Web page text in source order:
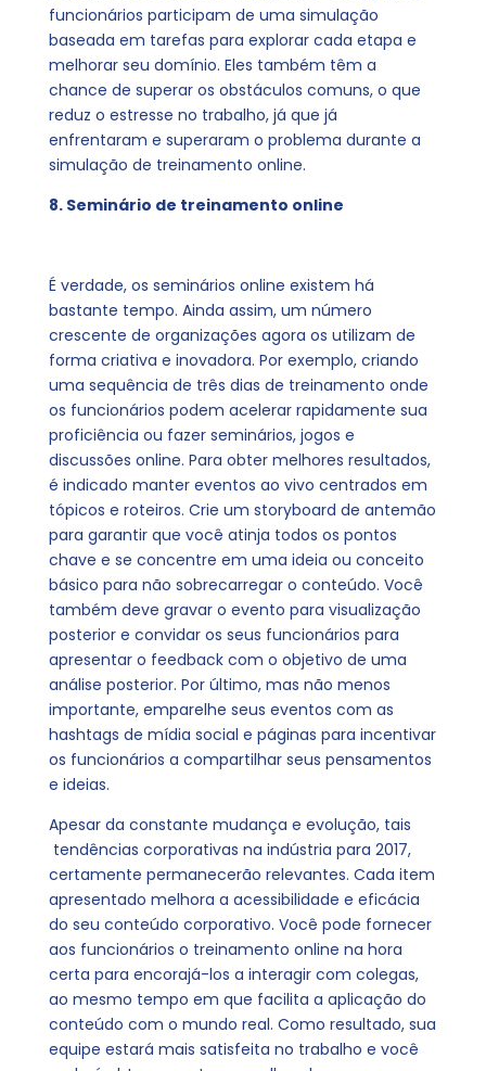
funcionários participam de uma simulação
baseada em tarefas para explorar cada etapa e
melhorar seu domínio. Eles também têm a
chance de superar os obstáculos comuns, o que
reduz o estresse no trabalho, já que já
enfrentaram e superaram o problema durante a
simulação de treinamento online.
8. Seminário de treinamento online
É verdade, os seminários online existem há
bastante tempo. Ainda assim, um número
crescente de organizações agora os utilizam de
forma criativa e inovadora. Por exemplo, criando
uma sequência de três dias de treinamento onde
os funcionários podem acelerar rapidamente sua
proficiência ou fazer seminários, jogos e
discussões online. Para obter melhores resultados,
é indicado manter eventos ao vivo centrados em
tópicos e roteiros. Crie um storyboard de antemão
para garantir que você atinja todos os pontos
chave e se concentre em uma ideia ou conceito
básico para não sobrecarregar o conteúdo. Você
também deve gravar o evento para visualização
posterior e convidar os seus funcionários para
apresentar o feedback com o objetivo de uma
análise posterior. Por último, mas não menos
importante, emparelhe seus eventos com as
hashtags de mídia social e páginas para incentivar
os funcionários a compartilhar seus pensamentos
e ideias.
Apesar da constante mudança e evolução, tais
tendências corporativas na indústria para 2017,
certamente permanecerão relevantes. Cada item
apresentado melhora a acessibilidade e eficácia
do seu conteúdo corporativo. Você pode fornecer
aos funcionários o treinamento online na hora
certa para encorajá-los a interagir com colegas,
ao mesmo tempo em que facilita a aplicação do
conteúdo com o mundo real. Como resultado, sua
equipe estará mais satisfeita no trabalho e você